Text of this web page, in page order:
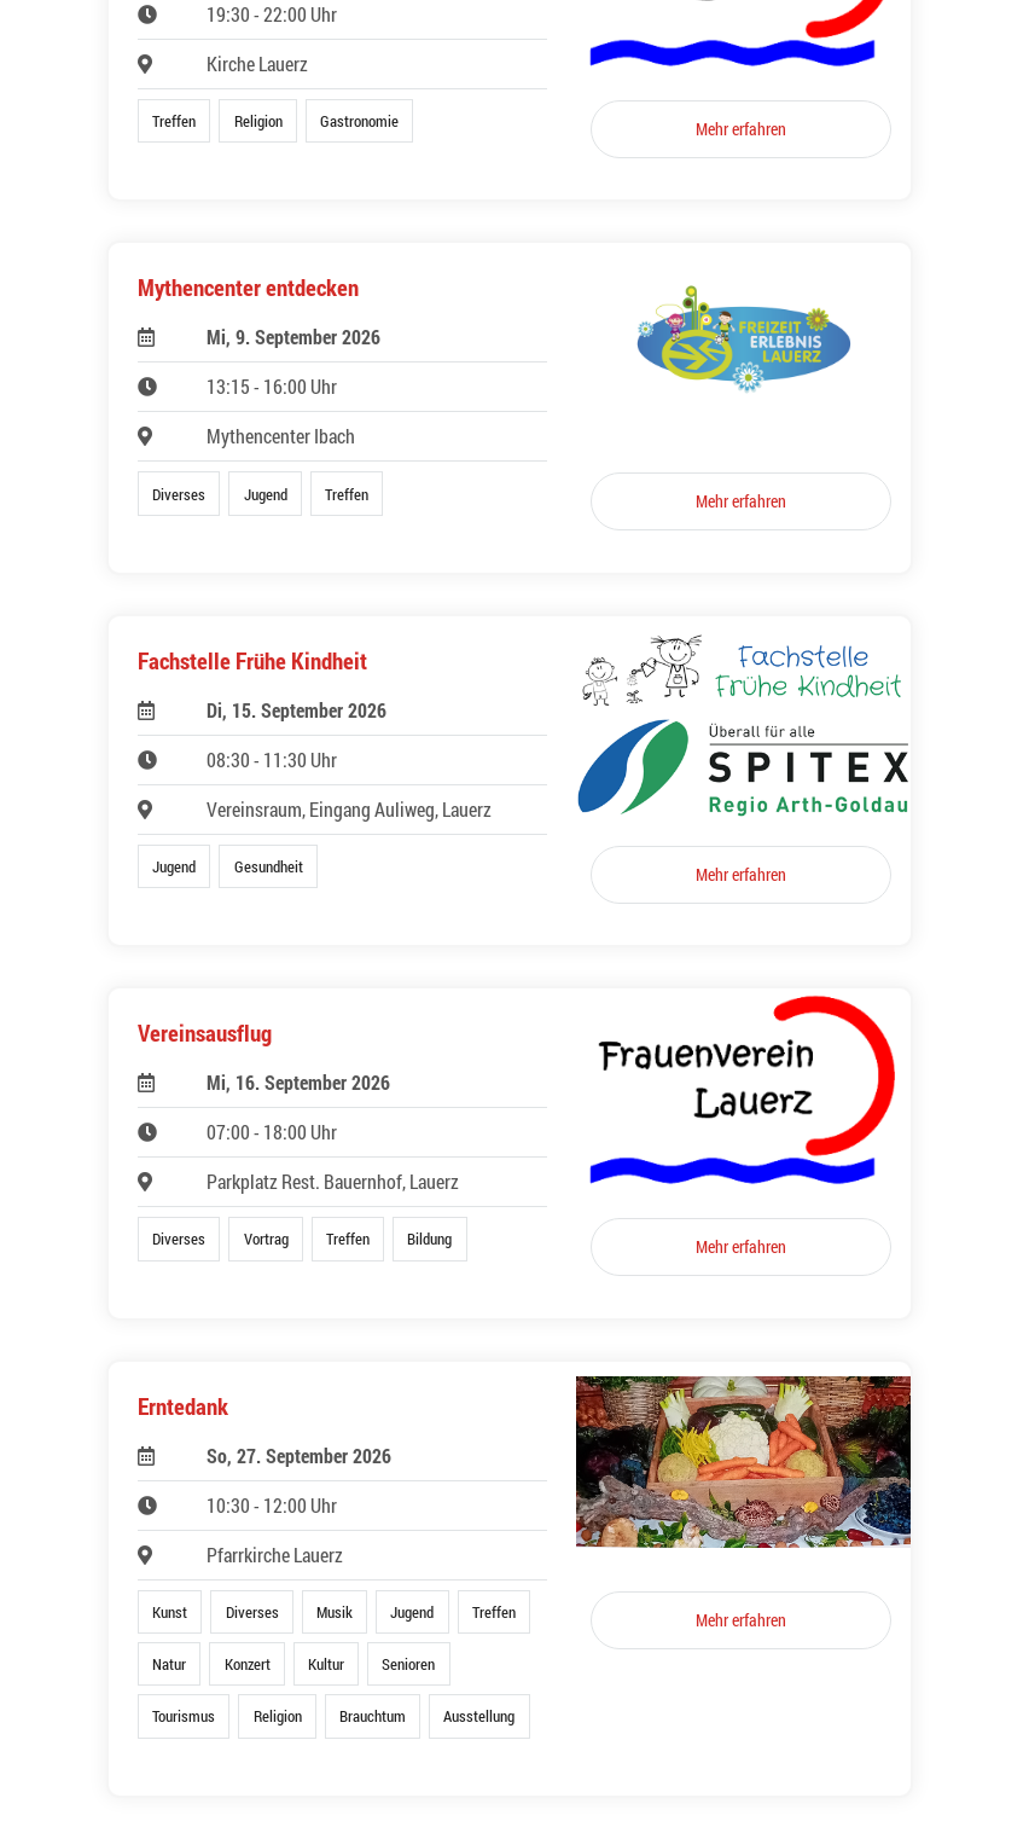
19:30 - 22:00 Uhr
Kirche Lauerz
Treffen Religion Gastronomie Mehr erfahren
Mythencenter entdecken
Mi, 9. September 2026
13:15 - 16:00 Uhr
Mythencenter Ibach
Diverses Jugend Treffen Mehr erfahren
Fachstelle Frühe Kindheit
Di, 15. September 2026
08:30 - 11:30 Uhr
Vereinsraum, Eingang Auliweg, Lauerz
Jugend Gesundheit Mehr erfahren
Vereinsausflug
Mi, 16. September 2026
07:00 - 18:00 Uhr
Parkplatz Rest. Bauernhof, Lauerz
Diverses Vortrag Treffen Bildung Mehr erfahren
Erntedank
So, 27. September 2026
10:30 - 12:00 Uhr
Pfarrkirche Lauerz
Kunst Diverses Musik Jugend Treffen
Natur Konzert Kultur Senioren
Tourismus Religion Brauchtum Ausstellung
Mehr erfahren